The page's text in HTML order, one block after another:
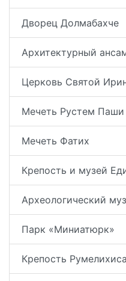
Дворец Долмабахче
Архитектурный
Церковь Святой
Мечеть Рустем Паши
Мечеть Фатих
Крепость и музей
Археологический
Парк «Миниатюрк»
Крепость